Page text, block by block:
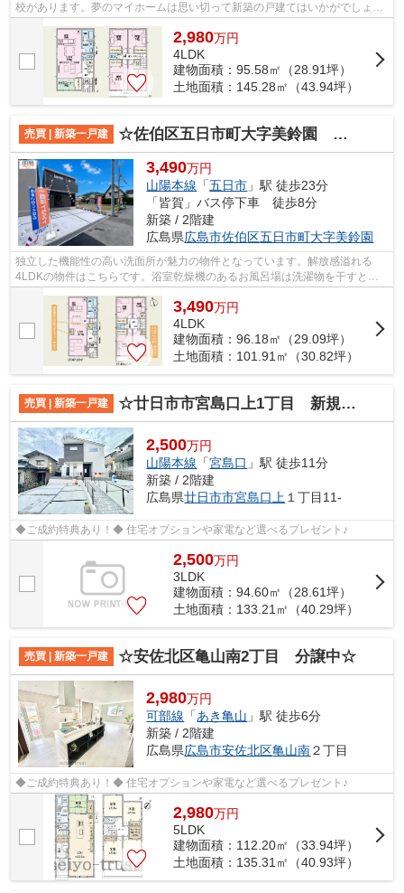
校があります。夢のマイホームは思い切って新築の戸建てはいかがでしょう
2,980万円
4LDK
建物面積：95.58㎡（28.91坪）
土地面積：145.28㎡（43.94坪）
売買 | 新築一戸建 ☆佐伯区五日市町大字美鈴園 新規分譲☆
3,490万円
山陽本線 「五日市 」駅 徒歩23分
「皆賀」バス停下車 徒歩8分
新築 / 2階建
広島県広島市佐伯区五日市町大字美鈴園
独立した機能性の高い洗面所が魅力の物件となっています。解放感溢れる
4LDKの物件はこちらです。浴室乾燥機のあるお風呂場は洗濯物を干すとき
3,490万円
4LDK
建物面積：96.18㎡（29.09坪）
土地面積：101.91㎡（30.82坪）
売買 | 新築一戸建 ☆廿日市市宮島口上1丁目 新規分譲☆
2,500万円
山陽本線 「宮島口 」駅 徒歩11分
新築 / 2階建
広島県廿日市市宮島口上 １丁目11-
◆ご成約特典あり！◆ 住宅オプションや家電など選べるプレゼント♪
2,500万円
3LDK
建物面積：94.60㎡（28.61坪）
土地面積：133.21㎡（40.29坪）
売買 | 新築一戸建 ☆安佐北区亀山南2丁目 分譲中☆
2,980万円
可部線 「あき亀山 」駅 徒歩6分
新築 / 2階建
広島県広島市安佐北区亀山南２丁目
◆ご成約特典あり！◆ 住宅オプションや家電など選べるプレゼント♪
2,980万円
5LDK
建物面積：112.20㎡（33.94坪）
土地面積：135.31㎡（40.93坪）